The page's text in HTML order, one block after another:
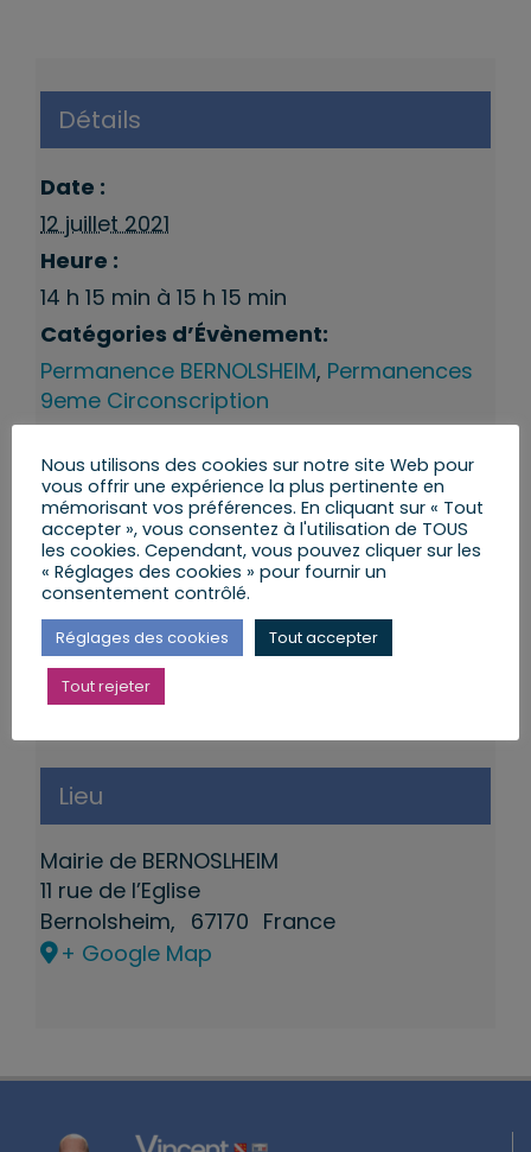
Détails
Date :
12 juillet 2021
Heure :
14 h 15 min à 15 h 15 min
Catégories d’Évènement:
Permanence BERNOLSHEIM, Permanences
9eme Circonscription
Lieu
Mairie de BERNOSLHEIM
11 rue de l’Eglise
Bernolsheim, 67170 France
+ Google Map
Nous utilisons des cookies sur notre site Web pour
vous offrir une expérience la plus pertinente en
mémorisant vos préférences. En cliquant sur « Tout
accepter », vous consentez à l'utilisation de TOUS
les cookies. Cependant, vous pouvez cliquer sur les
« Réglages des cookies » pour fournir un
consentement contrôlé.
Réglages des cookies Tout accepter
Tout rejeter